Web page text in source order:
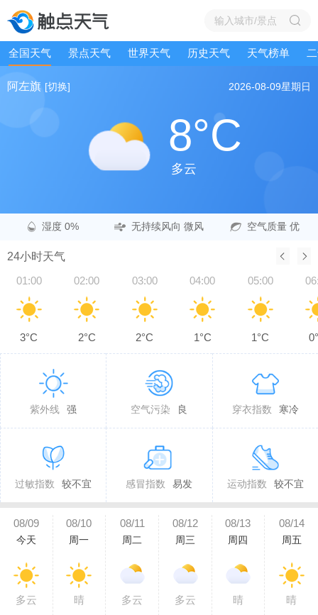
全国天气 景点天气 世界天气 历史天气 天气榜单
阿左旗 [切换] 2026-08-09星期日
8°C
多云
湿度 0% 无持续风向 微风 空气质量 优
24小时天气
01:00
3°C
02:00
2°C
03:00
2°C
04:00
1°C
05:00
1°C
紫外线 强 空气污染 良 穿衣指数 寒冷
过敏指数 较不宜 感冒指数 易发 运动指数 较不宜
08/09
今天
多云
08/10
周一
晴
08/11
周二
多云
08/12
周三
多云
08/13
周四
晴
08/14
周五
晴